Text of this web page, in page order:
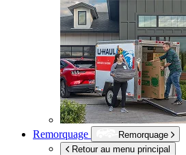
Remorquage
Remorquage
Retour au menu principal